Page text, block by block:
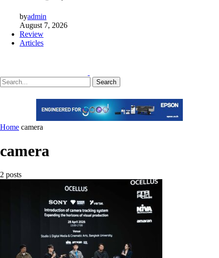
byadmin
August 7, 2026
Review
Articles
Search
Home camera
camera
2 posts